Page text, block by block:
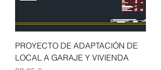
PROYECTO DE ADAPTACIÓN DE
LOCAL A GARAJE Y VIVIENDA